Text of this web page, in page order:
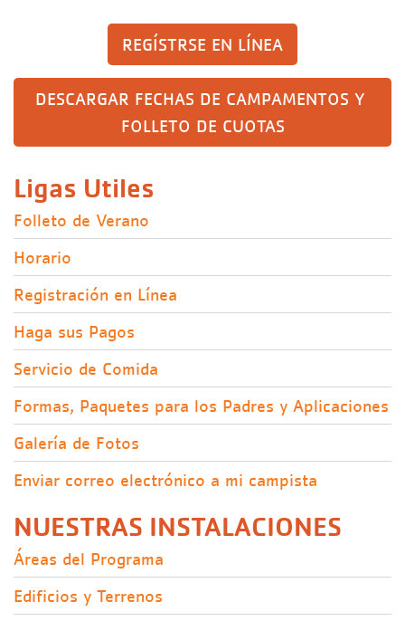
Retiro de
REGÍSTRSE EN LÍNEA
DESCARGAR FECHAS DE CAMPAMENTOS Y
FOLLETO DE CUOTAS
Ligas Utiles
Folleto de Verano
Horario
Registración en Línea
Haga sus Pagos
Servicio de Comida
Formas, Paquetes para los Padres y Aplicaciones
Galería de Fotos
Enviar correo electrónico a mi campista
NUESTRAS INSTALACIONES
Áreas del Programa
Edificios y Terrenos